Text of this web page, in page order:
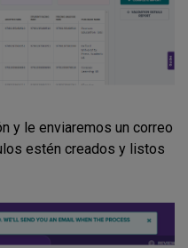
y le enviaremos un correo
estén creados y listos